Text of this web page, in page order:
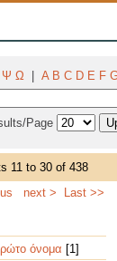
Ψ Ω A B C D E F
Page
11 to 30 of 438
next > Last >>
όνομα [1]